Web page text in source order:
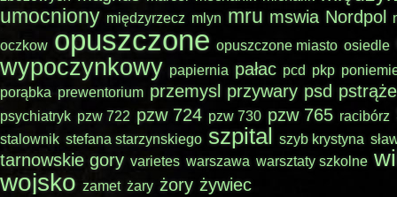
umocniony międzyrzecz mlyn mru mswia Nordpol
oczkow opuszczone opuszczone miasto osiedle
wypoczynkowy papiernia pałac pcd pkp
porąbka prewentorium przemysl przywary psd pstrąże
psychiatryk pzw 722 pzw 724 pzw 730 pzw 765 racibórz
stalownik stefana starzynskiego szpital szyb krystyna
tarnowskie gory varietes warszawa warsztaty szkolne
wojsko zamet żary żory żywiec